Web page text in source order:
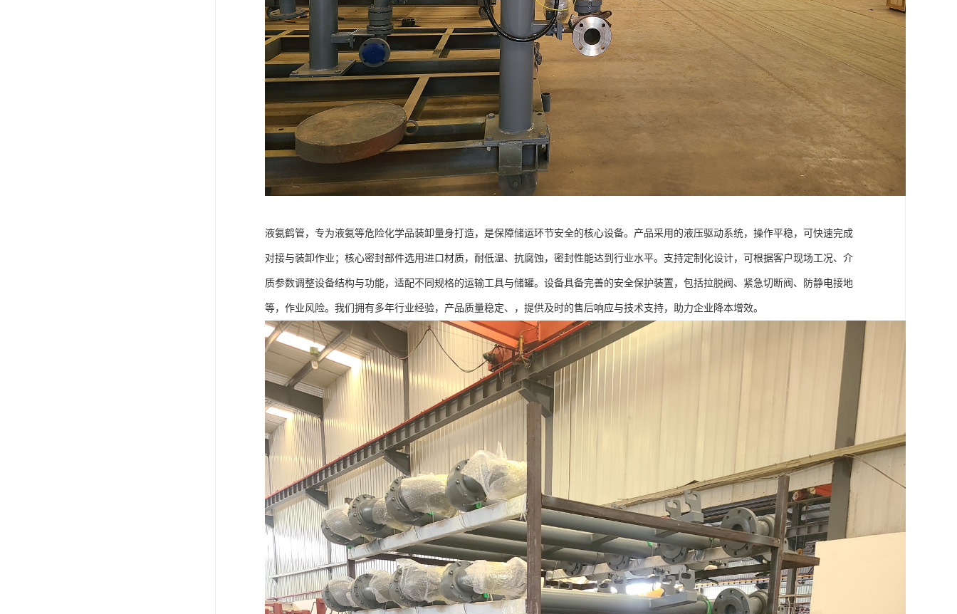
液氨鹤管，专为液氨等危险化学品装卸量身打造，是保障储运环节安全的核心设备。产品采用的液压驱动系统，操作平稳，可快速完成
对接与装卸作业；核心密封部件选用进口材质，耐低温、抗腐蚀，密封性能达到行业水平。支持定制化设计，可根据客户现场工况、介
质参数调整设备结构与功能，适配不同规格的运输工具与储罐。设备具备完善的安全保护装置，包括拉脱阀、紧急切断阀、防静电接地
等，作业风险。我们拥有多年行业经验，产品质量稳定、，提供及时的售后响应与技术支持，助力企业降本增效。